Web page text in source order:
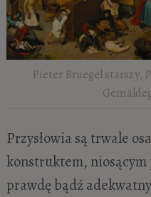
Pieter Bruegel starszy,
Przysłowia są trwale
konstruktem,
prawdę bądź